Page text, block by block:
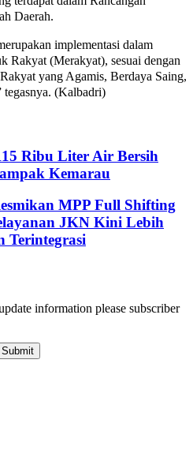
Daerah.
implementasi dalam
Rakyat (Merakyat), sesuai dengan
yang Agamis, Berdaya Saing,
tegasnya. (Kalbadri)
Ribu Liter Air Bersih
Kemarau
MPP Full Shifting
JKN Kini Lebih
Terintegrasi
information please subscriber
Submit